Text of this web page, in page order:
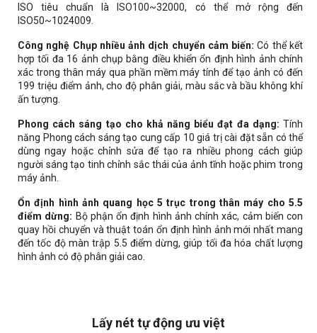
ISO tiêu chuẩn là ISO100~32000, có thể mở rộng đến
ISO50~1024009.
Công nghệ Chụp nhiều ảnh dịch chuyển cảm biến:Có thể kết
hợp tối đa 16 ảnh chụp bằng điều khiển ổn định hình ảnh chính
xác trong thân máy qua phần mềm máy tính để tạo ảnh có đến
199 triệu điểm ảnh, cho độ phân giải, màu sắc và bầu không khí
ấn tượng.
Phong cách sáng tạo cho khả năng biểu đạt đa dạng: Tính
năng Phong cách sáng tạo cung cấp 10 giá trị cài đặt sẵn có thể
dùng ngay hoặc chỉnh sửa để tạo ra nhiều phong cách giúp
người sáng tạo tinh chỉnh sắc thái của ảnh tĩnh hoặc phim trong
máy ảnh.
Ổn định hình ảnh quang học 5 trục trong thân máy cho 5.5
điểm dừng: Bộ phận ổn định hình ảnh chính xác, cảm biến con
quay hồi chuyển và thuật toán ổn định hình ảnh mới nhất mang
đến tốc độ màn trập 5.5 điểm dừng, giúp tối đa hóa chất lượng
hình ảnh có độ phân giải cao.
Lấy nét tự động ưu việt